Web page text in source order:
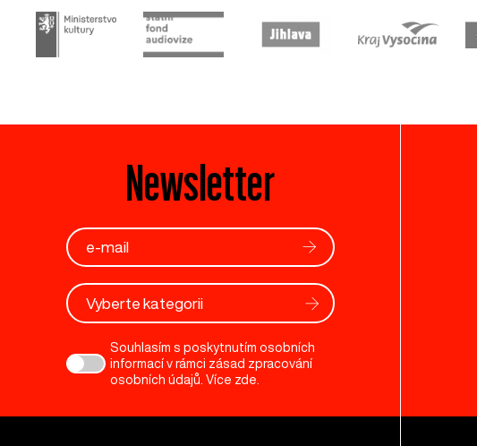
Newsletter
Vyberte kategorii
Souhlasím s poskytnutím osobních
informací v rámci zásad zpracování
osobních údajů. Více zde.